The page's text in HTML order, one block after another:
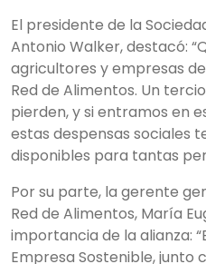
El presidente de la
Antonio Walker, destacó:
agricultores y empresas
Red de Alimentos. Un
pierden, y si entramos en
estas despensas sociales
disponibles para tantas
Por su parte, la gerente
Red de Alimentos, María
importancia de la alianza:
Empresa Sostenible, junto